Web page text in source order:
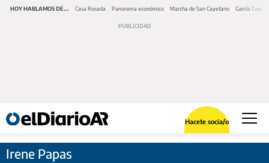
HOY HABLAMOS DE... Casa Rosada Panorama económico Marcha de San Cayetano García Cuerva
Hacete socia/o
Irene Papas